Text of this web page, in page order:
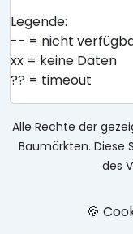
Legende:
-- = nicht
xx = keine Daten
?? = timeout
Alle Rechte der
Baumärkten. Diese
des
🍪